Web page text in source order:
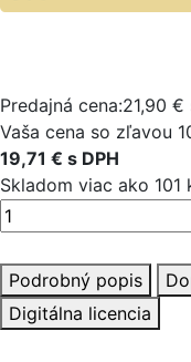
Predajná cena:21,90 €
Vaša cena so zľavou
19,71 € s DPH
Skladom viac ako 101
Podrobný popis
Digitálna licencia